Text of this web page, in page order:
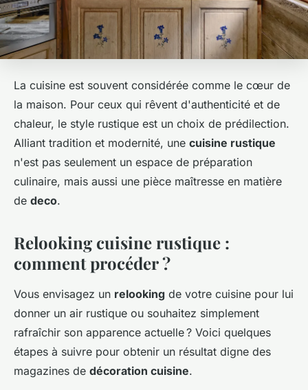
La cuisine est souvent considérée comme le cœur de
la maison. Pour ceux qui rêvent d'authenticité et de
chaleur, le style rustique est un choix de prédilection.
Alliant tradition et modernité, une cuisine rustique
n'est pas seulement un espace de préparation
culinaire, mais aussi une pièce maîtresse en matière
de deco.
Relooking cuisine rustique :
comment procéder ?
Vous envisagez un relooking de votre cuisine pour lui
donner un air rustique ou souhaitez simplement
rafraîchir son apparence actuelle ? Voici quelques
étapes à suivre pour obtenir un résultat digne des
magazines de décoration cuisine.